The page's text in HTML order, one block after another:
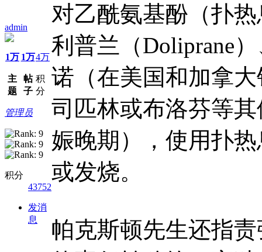
admin
1万
主
题
1万
帖
子
4万
积
分
管理员
积分
43752
发消
息
对乙酰氨基酚（扑
利普兰（Doliprane
诺（在美国和加拿
司匹林或布洛芬等
娠晚期），使用扑
或发烧。
帕克斯顿先生还指